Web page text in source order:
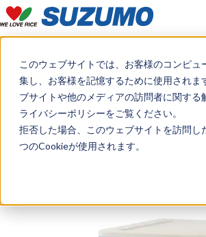
このウェブサイトでは、お客様のコンピ
集し、お客様を記憶するために使用され
ブサイトや他のメディアの訪問者に関す
ライバシーポリシーをご覧ください。
拒否した場合、このウェブサイトを訪問
つのCookieが使用されます。
見積もり・デモのご希望はこちら
トップ 製品情報
海外仕様機
海外仕様機：シート出しのり巻きロ